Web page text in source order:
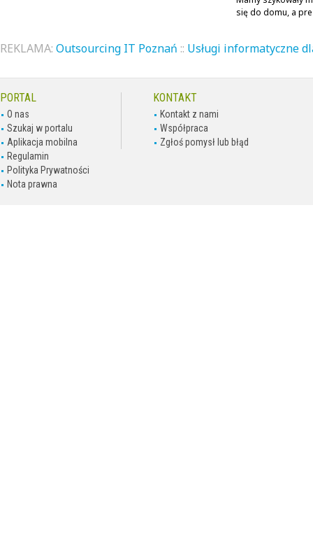
się do domu, a
REKLAMA: Outsourcing IT Poznań :: Usługi informatyczne
PORTAL
O nas
Szukaj w portalu
Aplikacja mobilna
Regulamin
Polityka Prywatności
Nota prawna
KONTAKT
Kontakt z nami
Współpraca
Zgłoś pomysł lub błąd